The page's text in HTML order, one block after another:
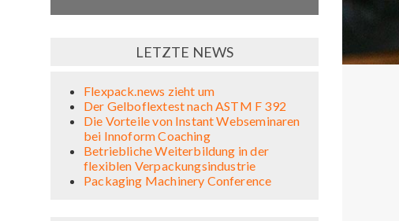
LETZTE NEWS
Flexpack.news zieht um
Der Gelboflextest nach ASTM F 392
Die Vorteile von Instant Webseminaren
bei Innoform Coaching
Betriebliche Weiterbildung in der
flexiblen Verpackungsindustrie
Packaging Machinery Conference